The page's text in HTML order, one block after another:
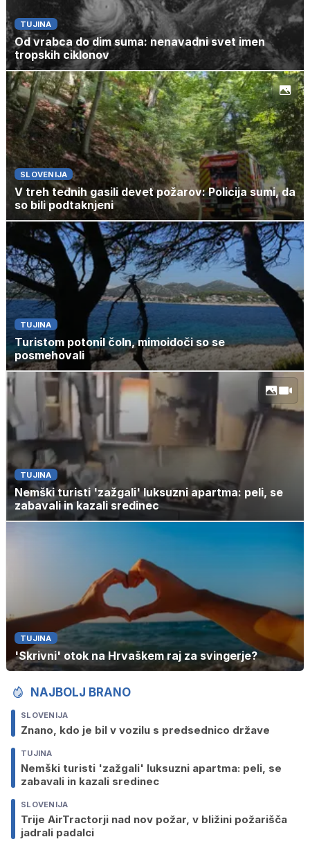
TUJINA
Od vrabca do dim suma: nenavadni svet imen
tropskih ciklonov
SLOVENIJA
V treh tednih gasili devet požarov: Policija sumi, da
so bili podtaknjeni
TUJINA
Turistom potonil čoln, mimoidoči so se
posmehovali
TUJINA
Nemški turisti 'zažgali' luksuzni apartma: peli, se
zabavali in kazali sredinec
TUJINA
'Skrivni' otok na Hrvaškem raj za svingerje?
NAJBOLJ BRANO
SLOVENIJA
Znano, kdo je bil v vozilu s predsednico države
TUJINA
Nemški turisti 'zažgali' luksuzni apartma: peli, se
zabavali in kazali sredinec
SLOVENIJA
Trije AirTractorji nad nov požar, v bližini požarišča
jadrali padalci